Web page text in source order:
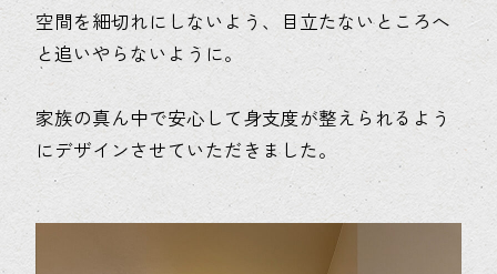
空間を細切れにしないよう、目立たないところへ
と追いやらないように。
家族の真ん中で安心して身支度が整えられるよう
にデザインさせていただきました。